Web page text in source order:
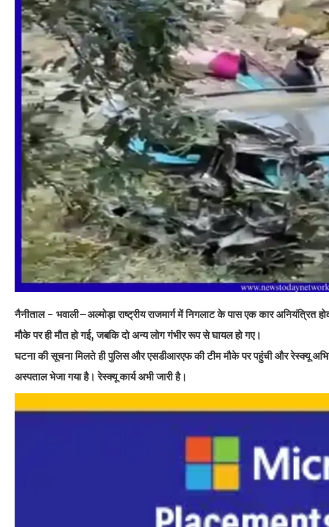
नैनीताल - भवाली–अल्मोड़ा राष्ट्रीय राजमार्ग में निगलाट के पास एक कार अनियंत्रित
मौके पर ही मौत हो गई, जबकि दो अन्य लोग गंभीर रूप से घायल हो गए।
घटना की सूचना मिलते ही पुलिस और एसडीआरएफ की टीम मौके पर पहुंची और रेस्क्यू
अस्पताल भेजा गया है। रेस्क्यू कार्य अभी जारी है।